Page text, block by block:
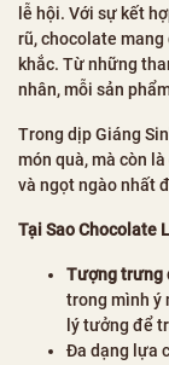
lễ hội. Với sự kết
rũ, chocolate
khắc. Từ những
nhân, mỗi sản
Trong dịp Giáng
món quà, mà còn
và ngọt ngào nhất
Tại Sao Chocolate
Tượng trưng
trong mình ý
lý tưởng để
Đa dạng lựa